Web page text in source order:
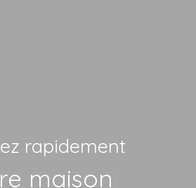
rapidement
Vot|